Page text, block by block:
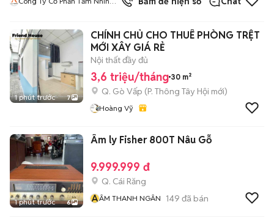
1 phút trước 7
CHÍNH CHỦ CHO THUÊ PHÒNG TRỆT
MỚI XÂY GIÁ RẺ
Nội thất đầy đủ
3,6 triệu/tháng 30 m²
Q. Gò Vấp (P. Thông Tây Hội mới)
Hoàng Vỹ
1 phút trước 6
Âm ly Fisher 800T Nâu Gỗ
9.999.999 đ
Q. Cái Răng
ÂÂM THANH NGÂN 149 đã bán